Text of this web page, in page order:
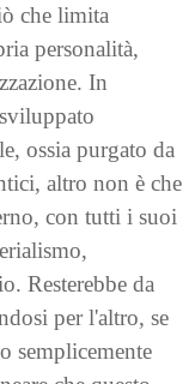
che limita
personalità,
In
ossia purgato da
altro non è che
con tutti i suoi
Resterebbe da
per l'altro, se
semplicemente